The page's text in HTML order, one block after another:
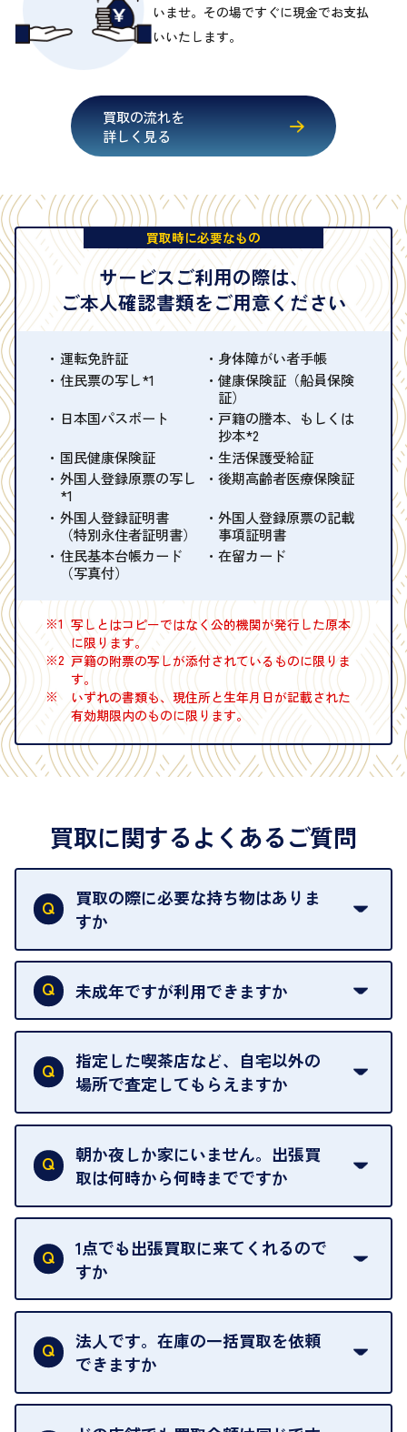
いませ。その場ですぐに現金でお支払
いいたします。
買取の流れを
詳しく見る
買取時に必要なもの
サービスご利用の際は、
ご本人確認書類をご用意ください
運転免許証
身体障がい者手帳
住民票の写し*1
健康保険証（船員保険
証）
日本国パスポート
戸籍の謄本、もしくは
抄本*2
国民健康保険証
生活保護受給証
外国人登録原票の写し
*1
後期高齢者医療保険証
外国人登録証明書
（特別永住者証明書）
外国人登録原票の記載
事項証明書
住民基本台帳カード
（写真付）
在留カード
※1 写しとはコピーではなく公的機関が発行した原本
に限ります。
※2 戸籍の附票の写しが添付されているものに限りま
す。
※
いずれの書類も、現住所と生年月日が記載された
有効期限内のものに限ります。
買取に関するよくあるご質問
買取の際に必要な持ち物はありま
すか
本人確認書類をご用意ください。ご利用になれる書
類はこちらをご確認ください。
未成年ですが利用できますか
18歳未満の方は、保護者の同意があってもご利用い
ただけません。
指定した喫茶店など、自宅以外の
場所で査定してもらえますか
ご自宅以外での査定はお引き受けできません。ご指
定のお店や、ほかのお客様への迷惑となることが考
えられるためです。
朝か夜しか家にいません。出張買
取は何時から何時までですか
ご訪問可能時間は、10時から19時です。
ただし、お品物の種類や量によっては対応させてい
ただくことがあります。
1点でも出張買取に来てくれるので
すか
はい。1点でもお伺いします。
法人です。在庫の一括買取を依頼
できますか
はい。喜んで承ります。出張買取をご利用くださ
い。